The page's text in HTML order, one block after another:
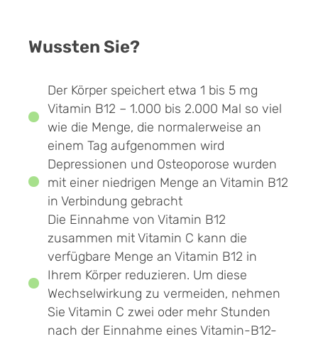
Wussten Sie?
Der Körper speichert etwa 1 bis 5 mg
Vitamin B12 – 1.000 bis 2.000 Mal so viel
wie die Menge, die normalerweise an
einem Tag aufgenommen wird
Depressionen und Osteoporose wurden
mit einer niedrigen Menge an Vitamin B12
in Verbindung gebracht
Die Einnahme von Vitamin B12
zusammen mit Vitamin C kann die
verfügbare Menge an Vitamin B12 in
Ihrem Körper reduzieren. Um diese
Wechselwirkung zu vermeiden, nehmen
Sie Vitamin C zwei oder mehr Stunden
nach der Einnahme eines Vitamin-B12-